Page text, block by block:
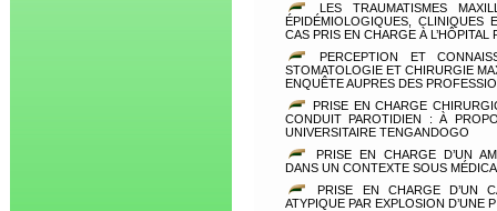
LES TRAUMATISMES
ÉPIDÉMIOLOGIQUES, CLINIQUES
CAS PRIS EN CHARGE À L’HÔPITAL
PERCEPTION ET
STOMATOLOGIE ET CHIRURGIE
ENQUÊTE AUPRES DES
PRISE EN CHARGE
CONDUIT PAROTIDIEN : À
UNIVERSITAIRE TENGANDOGO
PRISE EN CHARGE D’UN
DANS UN CONTEXTE SOUS
PRISE EN CHARGE D’UN
ATYPIQUE PAR EXPLOSION D’UNE